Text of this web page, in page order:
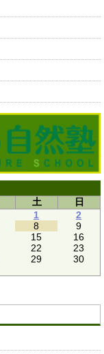
土
日
1
2
8
9
15
16
22
23
29
30